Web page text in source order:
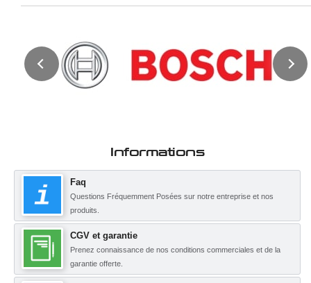
Informations
Faq
Questions Fréquemment Posées sur notre entreprise et nos
produits.
CGV et garantie
Prenez connaissance de nos conditions commerciales et de la
garantie offerte.